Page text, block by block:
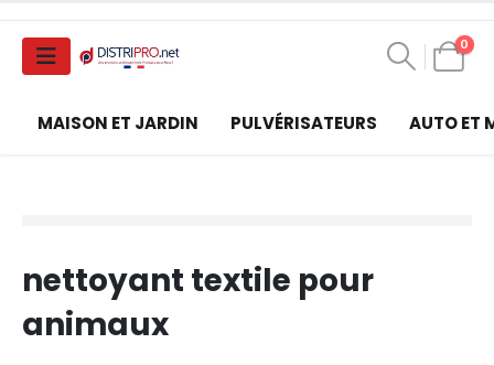
0
MAISON ET JARDIN PULVÉRISATEURS AUTO ET
nettoyant textile pour
animaux